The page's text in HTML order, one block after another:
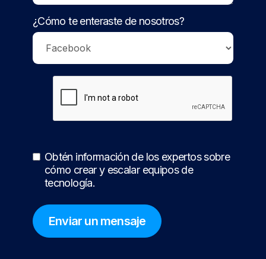
¿Cómo te enteraste de nosotros?
Obtén información de los expertos sobre
cómo crear y escalar equipos de
tecnología.